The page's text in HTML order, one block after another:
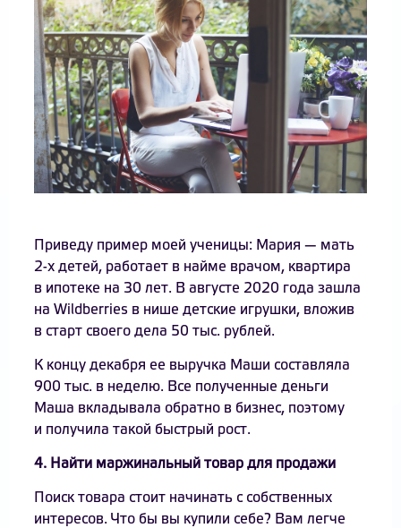
Приведу пример моей ученицы: Мария — мать
2-х детей, работает в найме врачом, квартира
в ипотеке на 30 лет. В августе 2020 года зашла
на Wildberries в нише детские игрушки, вложив
в старт своего дела 50 тыс. рублей.
К концу декабря ее выручка Маши составляла
900 тыс. в неделю. Все полученные деньги
Маша вкладывала обратно в бизнес, поэтому
и получила такой быстрый рост.
4. Найти маржинальный товар для продажи
Поиск товара стоит начинать с собственных
интересов. Что бы вы купили себе? Вам легче